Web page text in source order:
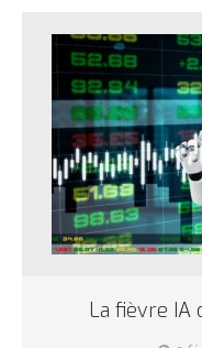
La fièvre IA